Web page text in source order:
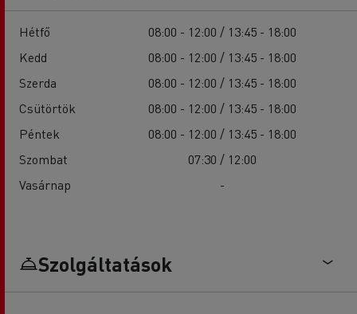
Hétfő
08:00 - 12:00 / 13:45 - 18:00
Kedd
08:00 - 12:00 / 13:45 - 18:00
Szerda
08:00 - 12:00 / 13:45 - 18:00
Csütörtök
08:00 - 12:00 / 13:45 - 18:00
Péntek
08:00 - 12:00 / 13:45 - 18:00
Szombat
07:30 / 12:00
Vasárnap
-
Szolgáltatások